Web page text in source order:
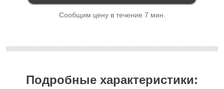
Сообщим цену в течение 7 мин.
Подробные характеристики: